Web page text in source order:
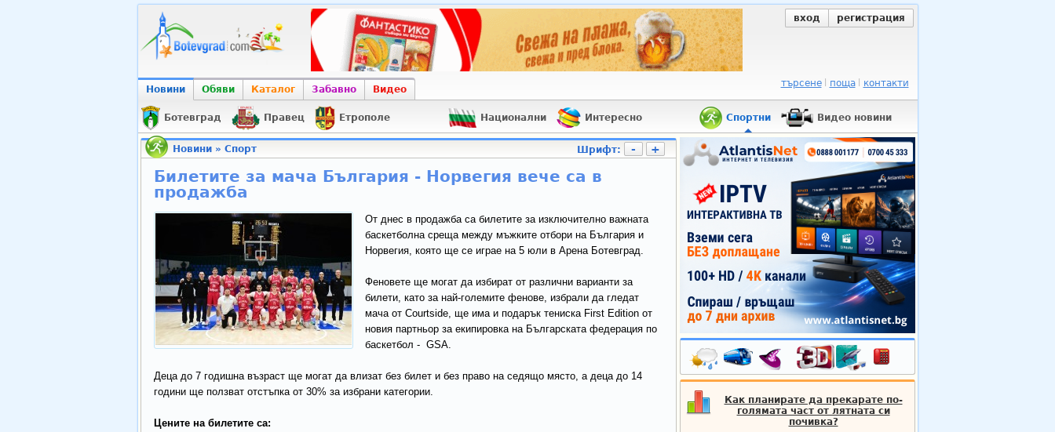
вход регистрация
Новини Обяви Каталог Забавно Видео
търсене поща контакти
Ботевград Правец Етрополе Национални Интересно Спортни Видео новини
Новини» Спорт Шрифт: - +
Билетите за мача България - Норвегия вече са в
продажба
От днес в продажба са билетите за изключително важната
баскетболна среща между мъжките отбори на България и
Норвегия, която ще се играе на 5 юли в Арена Ботевград.
Феновете ще могат да избират от различни варианти за
билети, като за най-големите фенове, избрали да гледат
мача от Courtside, ще има и подарък тениска First Edition от
новия партньор за екипировка на Българската федерация по
баскетбол - GSA.
Деца до 7 годишна възраст ще могат да влизат без билет и без право на седящо място, а деца до 14
години ще ползват отстъпка от 30% за избрани категории.
Цените на билетите са:
Как планирате да прекарате по-
голямата част от лятната си
почивка?